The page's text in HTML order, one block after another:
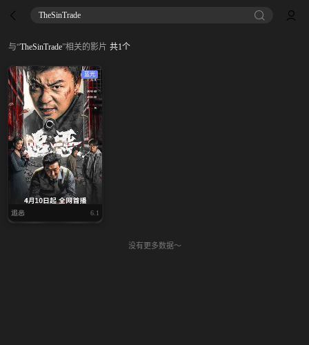
TheSinTrade
与“TheSinTrade”相关的影片 共1个
蓝光
追恶 6.1
没有更多数据～